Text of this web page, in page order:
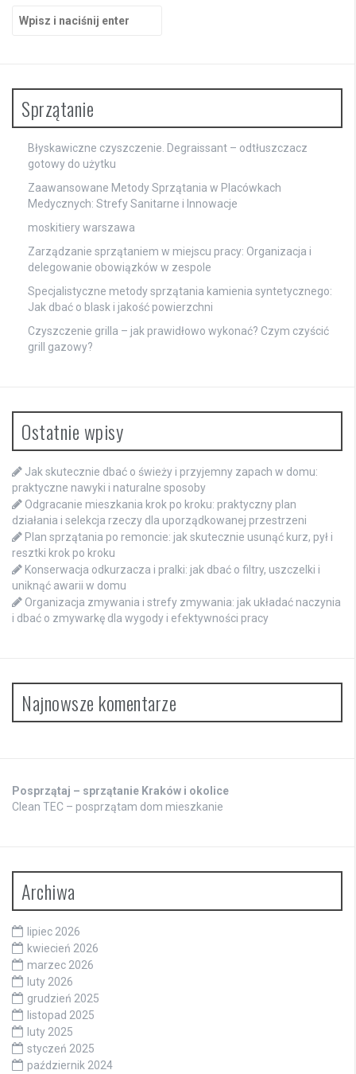
Sprzątanie
Błyskawiczne czyszczenie. Degraissant – odtłuszczacz
gotowy do użytku
Zaawansowane Metody Sprzątania w Placówkach
Medycznych: Strefy Sanitarne i Innowacje
moskitiery warszawa
Zarządzanie sprzątaniem w miejscu pracy: Organizacja i
delegowanie obowiązków w zespole
Specjalistyczne metody sprzątania kamienia syntetycznego:
Jak dbać o blask i jakość powierzchni
Czyszczenie grilla – jak prawidłowo wykonać? Czym czyścić
grill gazowy?
Ostatnie wpisy
Jak skutecznie dbać o świeży i przyjemny zapach w domu:
praktyczne nawyki i naturalne sposoby
Odgracanie mieszkania krok po kroku: praktyczny plan
działania i selekcja rzeczy dla uporządkowanej przestrzeni
Plan sprzątania po remoncie: jak skutecznie usunąć kurz, pył i
resztki krok po kroku
Konserwacja odkurzacza i pralki: jak dbać o filtry, uszczelki i
uniknąć awarii w domu
Organizacja zmywania i strefy zmywania: jak układać naczynia
i dbać o zmywarkę dla wygody i efektywności pracy
Najnowsze komentarze
Posprzątaj – sprzątanie Kraków i okolice
Clean TEC – posprzątam dom mieszkanie
Archiwa
lipiec 2026
kwiecień 2026
marzec 2026
luty 2026
grudzień 2025
listopad 2025
luty 2025
styczeń 2025
październik 2024